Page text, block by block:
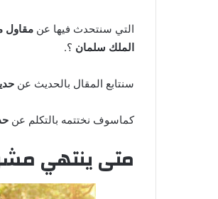
التي سنتحدث فيها عن مقاول
الملك سلمان ؟.
سنتابع المقال بالحديث عن
كماسوف نختتمه بالتكلم عن
متى ينتهي